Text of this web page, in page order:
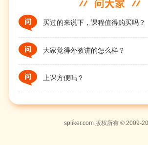
买过的来说下，课程值得购买吗？
大家觉得外教讲的怎么样？
上课方便吗？
spiiker.com 版权所有 © 2009-